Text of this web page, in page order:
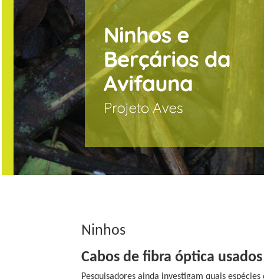
Ninhos
Cabos de fibra óptica
Pesquisadores ainda investigam quais